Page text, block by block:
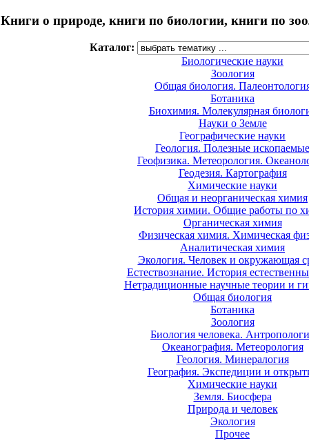
Книги о природе, книги по биологии, книги по
Каталог:
Биологические науки
Зоология
Общая биология.
Ботаника
Биохимия. Молекулярная
Науки о Земле
Географические науки
Геология. Полезные ископаемые
Геофизика. Метеорология.
Геодезия. Картография
Химические науки
Общая и неорганическая химия
История химии. Общие работы по
Органическая химия
Физическая химия. Химическая
Аналитическая химия
Экология. Человек и окружающая
Естествознание. История
Нетрадиционные научные теории и
Общая биология
Ботаника
Зоология
Биология человека.
Океанография. Метеорология
Геология. Минералогия
География. Экспедиции и
Химические науки
Земля. Биосфера
Природа и человек
Экология
Прочее